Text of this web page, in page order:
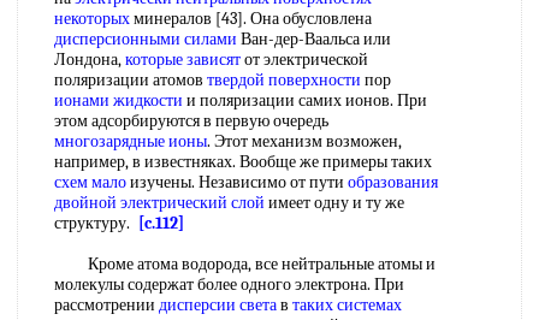
некоторыхминералов [43]. Она обусловлена
дисперсионными силами Ван-дер-Ваальса или
Лондона,которые зависятот электрической
поляризации атомов твердой поверхности пор
ионами жидкости и поляризации самих ионов. При
этом адсорбируются в первую очередь
многозарядные ионы. Этот механизм возможен,
например, в известняках. Вообще же примеры таких
схем малоизучены. Независимо от пути образования
двойной электрический слой имеет одну и ту же
структуру.
[c.112]
Кроме атома водорода, все нейтральные атомы и
молекулы содержат более одного электрона. При
рассмотрении дисперсии светав таких системах